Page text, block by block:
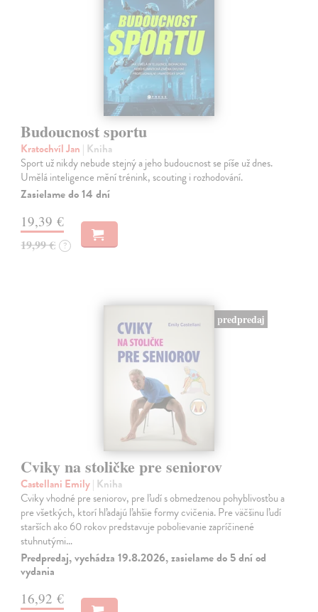
Budoucnost sportu
Kratochvíl Jan | Kniha
Sport už nikdy nebude stejný a jeho budoucnost se píše už dnes.
Umělá inteligence mění trénink, scouting i rozhodování.
Zasielame do 14 dní
19,39 €
19,99 € ?
predpredaj
Cviky na stoličke pre seniorov
Castellani Emily| Kniha
Cviky vhodné pre seniorov, pre ľudí s obmedzenou pohyblivosťou a
pre všetkých, ktorí hľadajú ľahšie formy cvičenia. Pre väčšinu ľudí
starších ako 60 rokov predstavuje pobolievanie zapríčinené
stuhnutými…
Predpredaj, vychádza 19.8.2026, zasielame do 5 dní od
vydania
16,92 €